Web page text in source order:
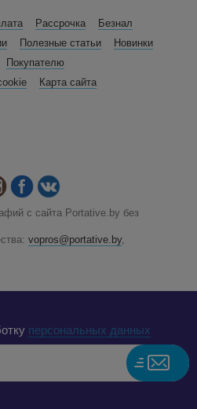
Рассрочка
Безнал
Полезные статьи
Новинки
Покупателю
Карта сайта
с сайта Portative.by без
vopros@portative.by,
персональных данных